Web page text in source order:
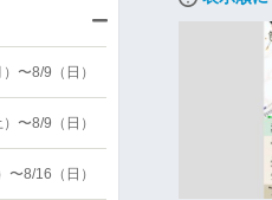
〜8/9（日）
〜8/9（日）
〜8/16（日）